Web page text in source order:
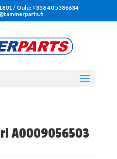
/ Oulu: +358 40 5386634
A0009056503